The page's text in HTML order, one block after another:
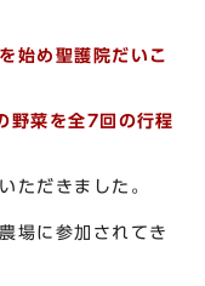
始め聖護院だいこ
野菜を全7回の行程
ただきました。
場に参加されてき